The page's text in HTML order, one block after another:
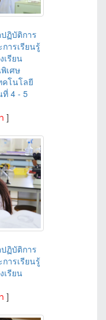
ฏิบัติการ
ารเรียนรู้
เรียน
เศษ
โนโลยี
ที่ 4 - 5
]
ฏิบัติการ
ารเรียนรู้
เรียน
]